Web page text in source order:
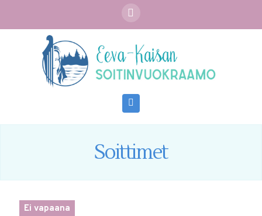
Soittimet
Ei vapaana